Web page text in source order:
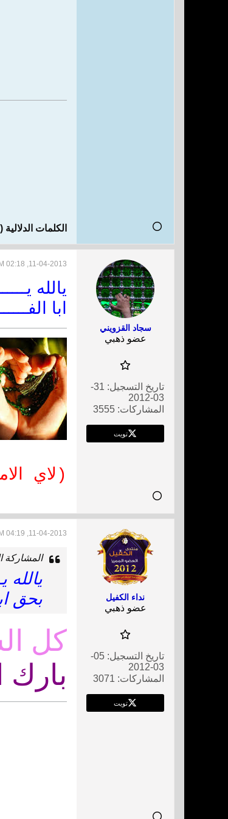
الكلمات الدلالية (Tags):
سجاد القزويني
عضو ذهبي
تاريخ التسجيل:
31-
03-2012
المشاركات: 3555
تويت
11-04-2013, 02:18 PM
يالله
ابا
(لاي
نداء الكفيل
عضو ذهبي
تاريخ التسجيل:
05-
03-2012
المشاركات: 3071
تويت
11-04-2013, 04:19 PM
المشاركة
يالله
بحق ابا
كل